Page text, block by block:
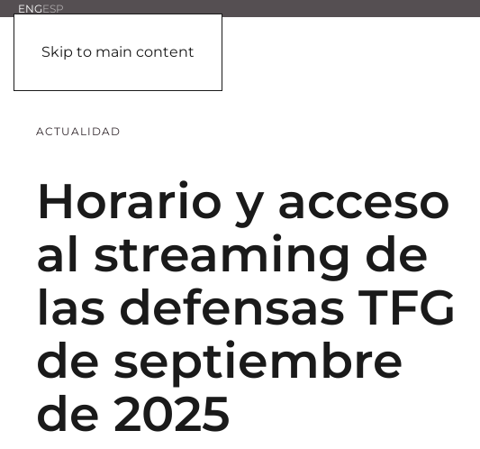
Skip to main content
ENGESP
ACTUALIDAD
Horario y acceso
al streaming de
las defensas TFG
de septiembre
de 2025